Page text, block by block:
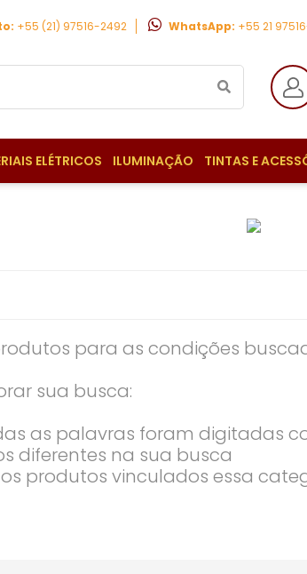
+55 (21) 97516-2492 WhatsApp: +55 21
ELÉTRICOS ILUMINAÇÃO TINTAS E
para as condições
sua busca:
as palavras foram digitadas
diferentes na sua busca
produtos vinculados essa